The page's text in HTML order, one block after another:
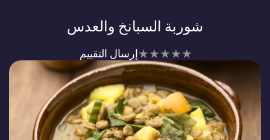
شوربة السبانخ والعدس
لم
يتم
تقديم
أي
تقييمات
لهذا
إرسال التقييم